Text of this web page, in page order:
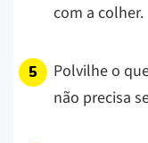
com a colher.
Polvilhe o
não precisa